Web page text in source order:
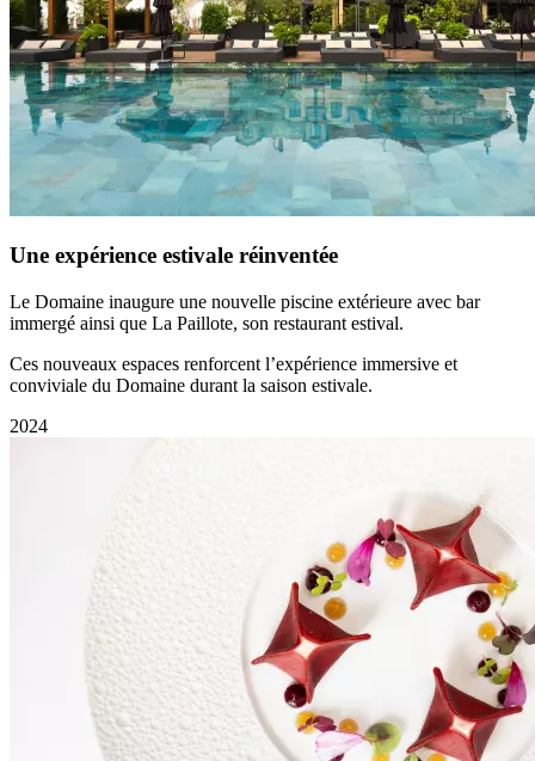
Une expérience estivale réinventée
Le Domaine inaugure une nouvelle piscine extérieure avec bar
immergé ainsi que La Paillote, son restaurant estival.
Ces nouveaux espaces renforcent l’expérience immersive et
conviviale du Domaine durant la saison estivale.
2024